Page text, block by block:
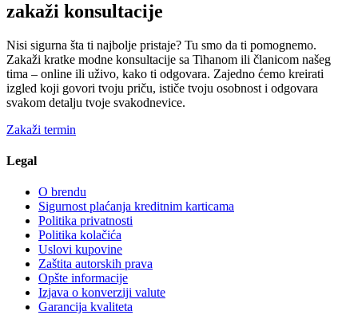
zakaži konsultacije
Nisi sigurna šta ti najbolje pristaje? Tu smo da ti pomognemo.
Zakaži kratke modne konsultacije sa Tihanom ili članicom našeg
tima – online ili uživo, kako ti odgovara. Zajedno ćemo kreirati
izgled koji govori tvoju priču, ističe tvoju osobnost i odgovara
svakom detalju tvoje svakodnevice.
Zakaži termin
Legal
O brendu
Sigurnost plaćanja kreditnim karticama
Politika privatnosti
Politika kolačića
Uslovi kupovine
Zaštita autorskih prava
Opšte informacije
Izjava o konverziji valute
Garancija kvaliteta